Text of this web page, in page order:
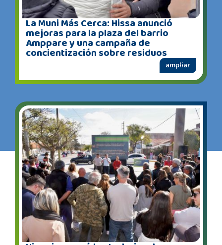
La Muni Más Cerca: Hissa anunció
mejoras para la plaza del barrio
Amppare y una campaña de
concientización sobre residuos
ampliar